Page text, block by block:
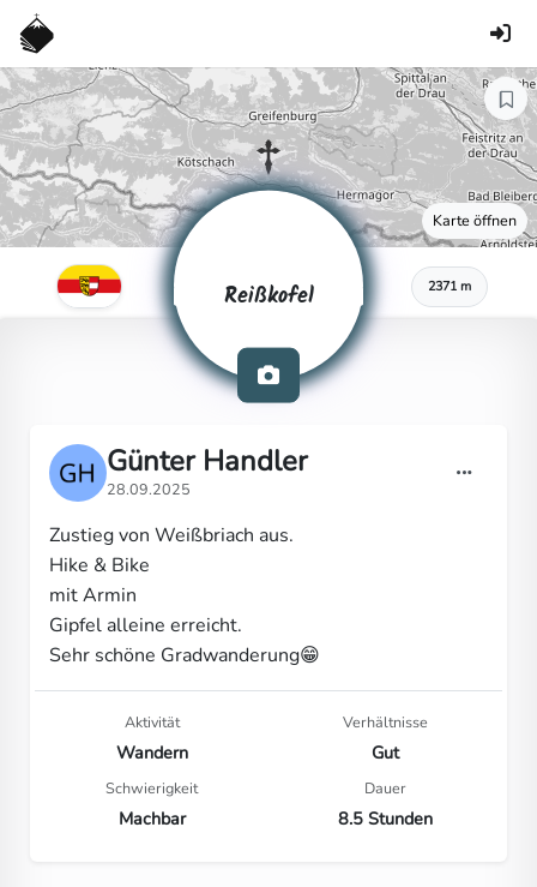
Karte öffnen
Reißkofel 2371 m
Günter Handler
28.09.2025
Zustieg von Weißbriach aus.
Hike & Bike
mit Armin
Gipfel alleine erreicht.
Sehr schöne Gradwanderung😁
Aktivität
Wandern
Verhältnisse
Gut
Schwierigkeit
Machbar
Dauer
8.5 Stunden